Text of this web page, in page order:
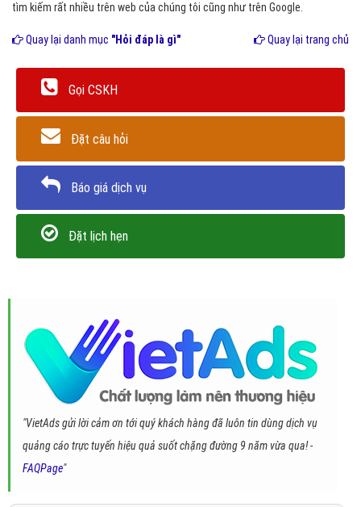
tìm kiếm rất nhiều trên web của chúng tôi cũng như trên Google.
Quay lại danh mục "Hỏi đáp là gì" Quay lại trang chủ
Gọi CSKH
Đặt câu hỏi
Báo giá dịch vụ
Đặt lịch hẹn
"VietAds gửi lời cảm ơn tới quý khách hàng đã luôn tin dùng dịch vụ
quảng cáo trực tuyến hiệu quả suốt chặng đường 9 năm vừa qua! -
FAQPage"